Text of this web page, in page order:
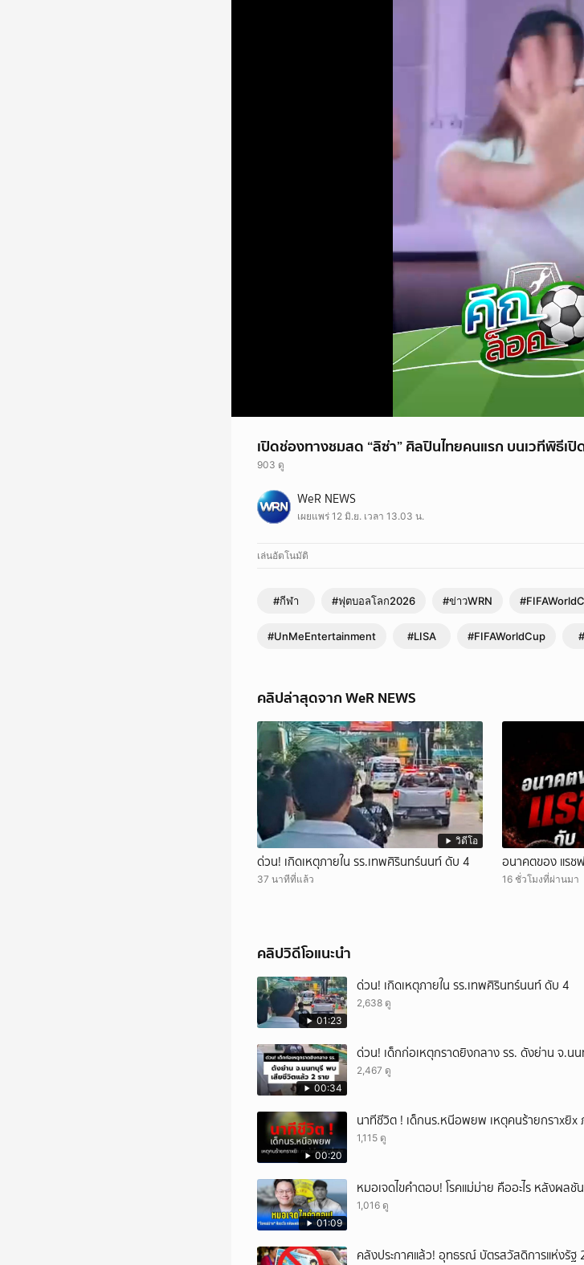
เปิดช่องทางชมสด “ลิซ่า” ศิลปินไทยคนแรก บนเวทีพิธีเ
903 ดู
WeR NEWS
เผยแพร่ 12 มิ.ย. เวลา 13.03 น.
เล่นอัตโนมัติ
#กีฬา #ฟุตบอลโลก2026 #ข่าวWRN
#UnMeEntertainment #LISA #FIFAWorldCup
คลิปล่าสุดจาก WeR NEWS
วิดีโอ
ด่วน! เกิดเหตุภายใน รร.เทพศิรินทร์นนท์ ดับ 4
37 นาทีที่แล้ว
อนาคตของ แรช
16 ชั่วโมงที่ผ่านมา
คลิปวิดีโอแนะนำ
01:23
ด่วน! เกิดเหตุภายใน รร.เทพศิรินทร์นนท์ ดับ 4
2,638 ดู
00:34
ด่วน! เด็กก่อเหตุกราดยิงกลาง รร. ดังย่าน จ.น
2,467 ดู
00:20
นาทีชีวิต ! เด็กนร.หนีอพยพ เหตุคนร้ายกราxยิx
1,115 ดู
01:09
หมอเจดไขคำตอบ! โรคแม่ม่าย คืออะไร หลังผล
1,016 ดู
คลังประกาศแล้ว! อุทธรณ์ บัตรสวัสดิการแห่งรัฐ